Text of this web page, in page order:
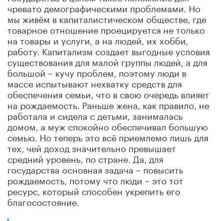
чревато демографическими проблемами. Но
мы живём в капиталистическом обществе, где
товарное отношение проецируется не только
на товары и услуги, а на людей, их хобби,
работу. Капитализм создает выгодные условия
существования для малой группы людей, а для
большой – кучу проблем, поэтому люди в
массе испытывают нехватку средств для
обеспечения семьи, что в свою очередь влияет
на рождаемость. Раньше жена, как правило, не
работала и сидела с детьми, занималась
домом, а муж спокойно обеспечивал большую
семью. Но теперь это всё приемлемо лишь для
тех, чей доход значительно превышает
средний уровень, по стране. Да, для
государства основная задача – повысить
рождаемость, потому что люди – это тот
ресурс, который способен укрепить его
благосостояние.